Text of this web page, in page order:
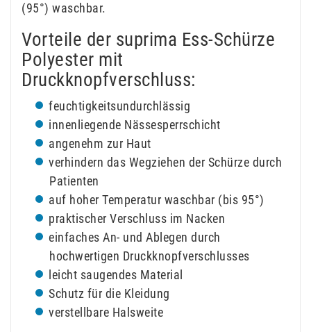
(95°) waschbar.
Vorteile der suprima Ess-Schürze
Polyester mit
Druckknopfverschluss:
feuchtigkeitsundurchlässig
innenliegende Nässesperrschicht
angenehm zur Haut
verhindern das Wegziehen der Schürze durch
Patienten
auf hoher Temperatur waschbar (bis 95°)
praktischer Verschluss im Nacken
einfaches An- und Ablegen durch
hochwertigen Druckknopfverschlusses
leicht saugendes Material
Schutz für die Kleidung
verstellbare Halsweite